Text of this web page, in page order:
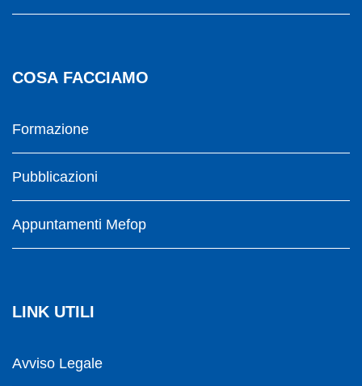
COSA FACCIAMO
Formazione
Pubblicazioni
Appuntamenti Mefop
LINK UTILI
Avviso Legale